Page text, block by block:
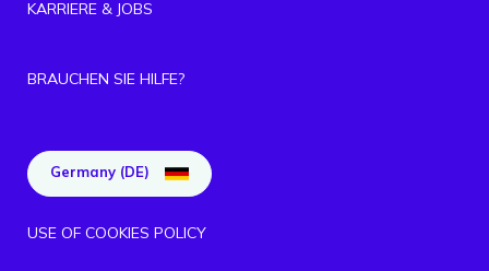
KARRIERE & JOBS
BRAUCHEN SIE HILFE?
Germany (DE)
USE OF COOKIES POLICY